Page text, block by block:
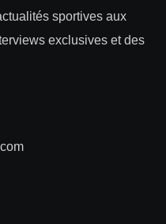
sportives aux
exclusives et des